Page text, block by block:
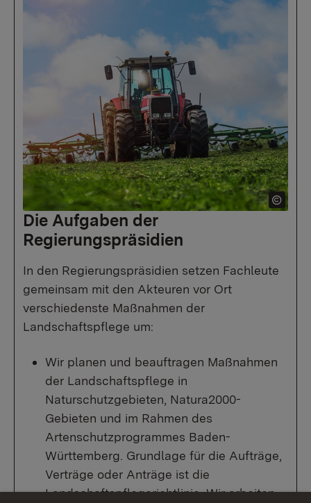
Die Aufgaben der
Regierungspräsidien
In den Regierungspräsidien setzen Fachleute
gemeinsam mit den Akteuren vor Ort
verschiedenste Maßnahmen der
Landschaftspflege um:
Wir planen und beauftragen Maßnahmen
der Landschaftspflege in
Naturschutzgebieten, Natura2000-
Gebieten und im Rahmen des
Artenschutzprogrammes Baden-
Württemberg. Grundlage für die Aufträge,
Verträge oder Anträge ist die
Landschaftspflegerichtlinie. Wir arbeiten